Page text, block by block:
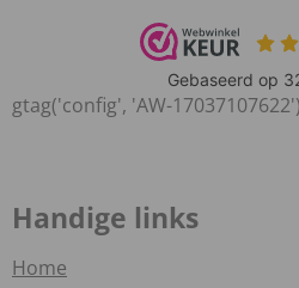
gtag('config', 'AW-
Handige links
Home